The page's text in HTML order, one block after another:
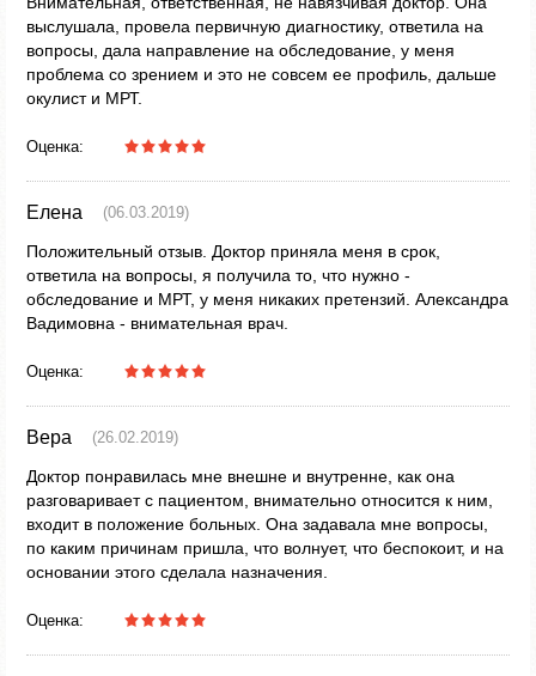
выслушала, провела первичную диагностику, ответила на
вопросы, дала направление на обследование, у меня
проблема со зрением и это не совсем ее профиль, дальше
окулист и МРТ.
Оценка:
Елена (06.03.2019)
Положительный отзыв. Доктор приняла меня в срок,
ответила на вопросы, я получила то, что нужно -
обследование и МРТ, у меня никаких претензий. Александра
Вадимовна - внимательная врач.
Оценка:
Вера (26.02.2019)
Доктор понравилась мне внешне и внутренне, как она
разговаривает с пациентом, внимательно относится к ним,
входит в положение больных. Она задавала мне вопросы,
по каким причинам пришла, что волнует, что беспокоит, и на
основании этого сделала назначения.
Оценка: